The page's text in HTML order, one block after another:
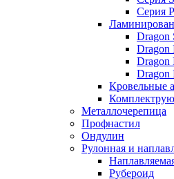
Серия
Dragon
Dragon
Dragon
Dragon
Кровельные
Металлочерепица
Профнастил
Ондулин
Рулонная и
Рубероид